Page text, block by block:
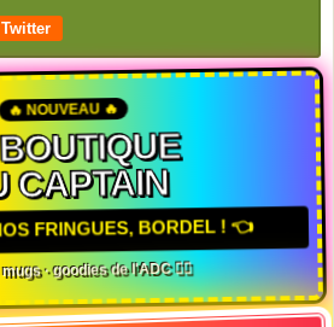
Twitter
🔥 NOUVEAU 🔥
CAPTAIN
FRINGUES, BORDEL ! 👈
· goodies de l'ADC 🏴‍☠️